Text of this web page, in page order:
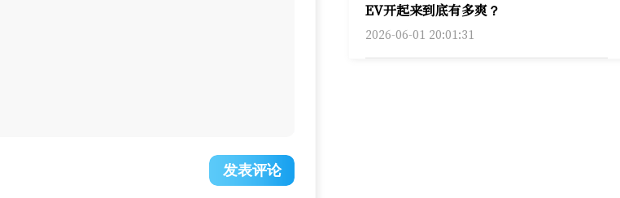
发表评论
EV开起来到底有多爽？
2026-06-01 20:01:31